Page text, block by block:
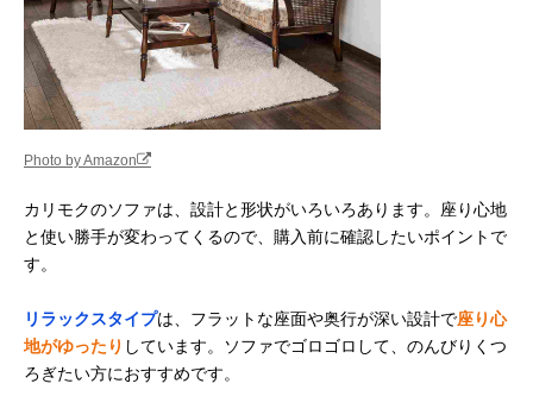
Photo by Amazon
カリモクのソファは、設計と形状がいろいろあります。座り心地
と使い勝手が変わってくるので、購入前に確認したいポイントで
す。
リラックスタイプは、フラットな座面や奥行が深い設計で座り心
地がゆったり しています。ソファでゴロゴロして、のんびりくつ
ろぎたい方におすすめです。